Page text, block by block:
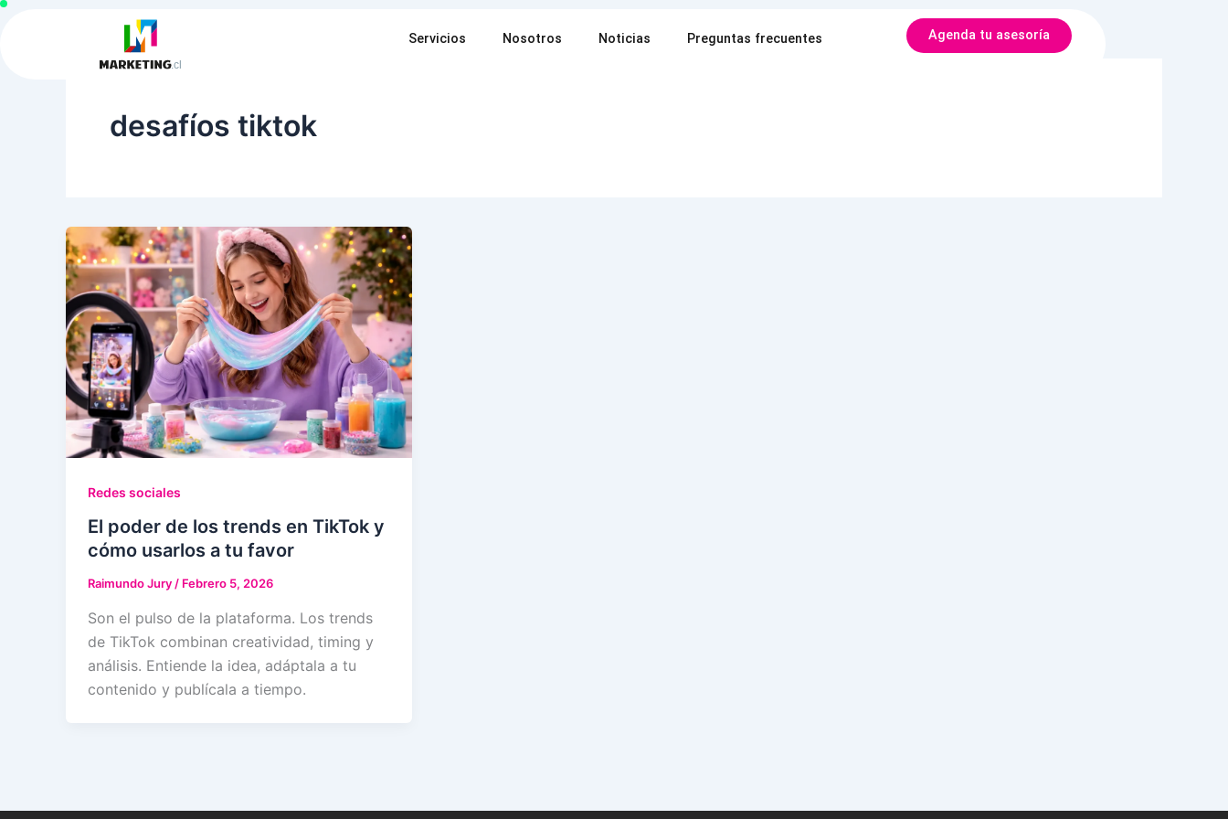
Ir
Servicios Nosotros Noticias Preguntas frecuentes Agenda tu asesoría
desafíos tiktok
Redes sociales
El poder de los trends en TikTok y
cómo usarlos a tu favor
Raimundo Jury/ Febrero 5, 2026
Son el pulso de la plataforma. Los trends
de TikTok combinan creatividad, timing y
análisis. Entiende la idea, adáptala a tu
contenido y publícala a tiempo.